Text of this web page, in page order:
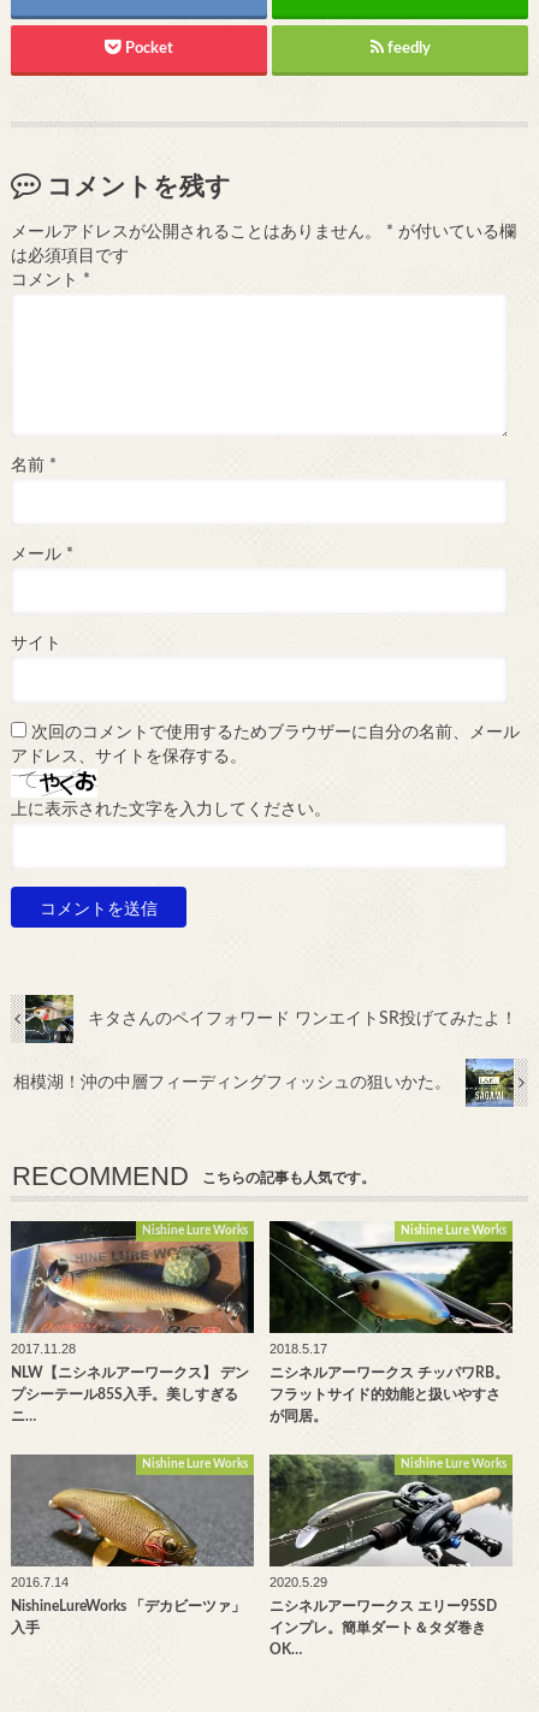
Pocket feedly
コメントを残す
メールアドレスが公開されることはありません。 * が付いている欄
は必須項目です
コメント *
名前 *
メール *
サイト
次回のコメントで使用するためブラウザーに自分の名前、メール
アドレス、サイトを保存する。
上に表示された文字を入力してください。
キタさんのペイフォワード ワンエイトSR投げてみたよ！
相模湖！沖の中層フィーディングフィッシュの狙いかた。
RECOMMEND こちらの記事も人気です。
Nishine Lure Works
2017.11.28
NLW【ニシネルアーワークス】 デン
プシーテール85S入手。美しすぎる
ニ…
Nishine Lure Works
2018.5.17
ニシネルアーワークス チッパワRB。
フラットサイド的効能と扱いやすさ
が同居。
Nishine Lure Works
2016.7.14
NishineLureWorks 「デカビーツァ」
入手
Nishine Lure Works
2020.5.29
ニシネルアーワークス エリー95SD
インプレ。簡単ダート＆タダ巻き
OK…